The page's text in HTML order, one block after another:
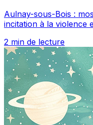
Aulnay-sous-Bois :
incitation à la violence
2 min de lecture